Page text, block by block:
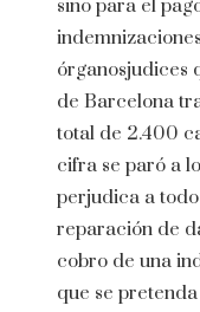
sino para el
órganosjudices
de Barcelona
total de 2.400
cifra se paró a
perjudica a
reparación de
cobro de una
que se